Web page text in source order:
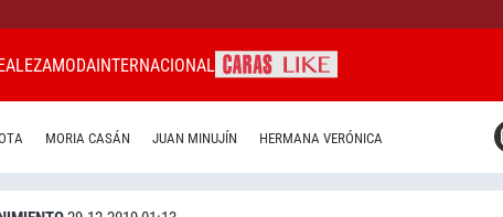
MODAINTERNACIONAL
MORIA CASÁN JUAN MINUJÍN HERMANA VERÓNICA